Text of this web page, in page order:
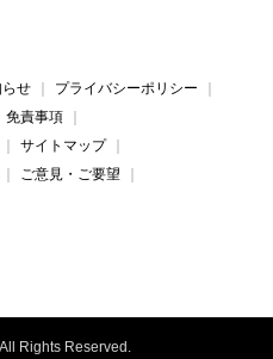
らせ
プライバシーポリシー
免責事項
サイトマップ
ご意見・ご要望
Rights Reserved.